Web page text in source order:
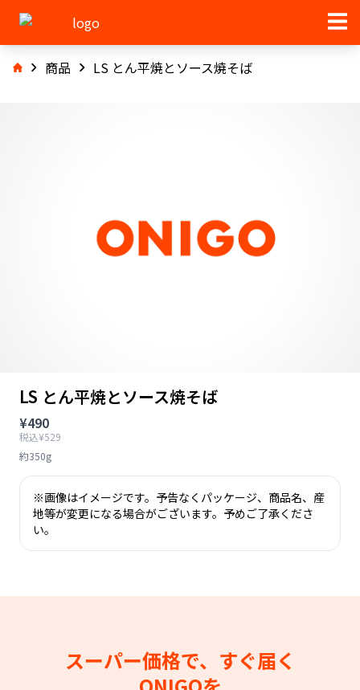
商品 LS とん平焼とソース焼そば
LS とん平焼とソース焼そば
¥490
税込¥529
約350g
※画像はイメージです。予告なくパッケージ、商品名、産
地等が変更になる場合がございます。予めご了承くださ
い。
スーパー価格で、すぐ届く